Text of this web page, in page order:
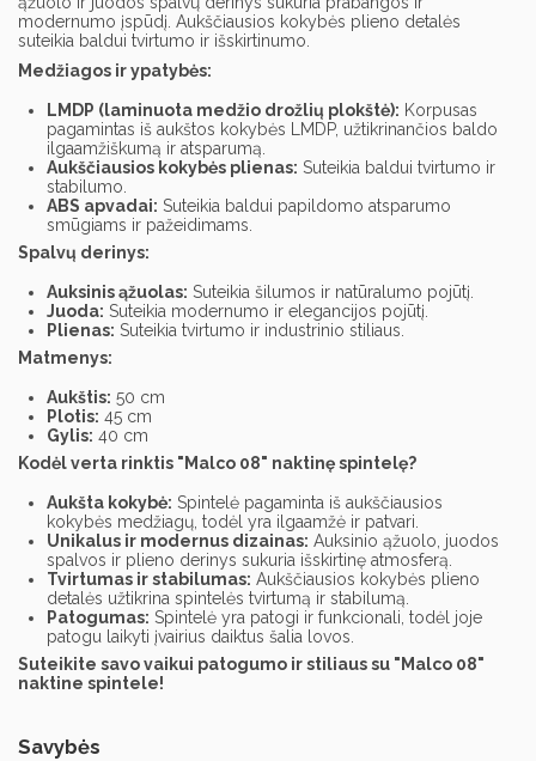
modernumo įspūdį. Aukščiausios kokybės plieno detalės
suteikia baldui tvirtumo ir išskirtinumo.
Medžiagos ir ypatybės:
LMDP (laminuota medžio drožlių plokštė): Korpusas
pagamintas iš aukštos kokybės LMDP, užtikrinančios baldo
ilgaamžiškumą ir atsparumą.
Aukščiausios kokybės plienas: Suteikia baldui tvirtumo ir
stabilumo.
ABS apvadai: Suteikia baldui papildomo atsparumo
smūgiams ir pažeidimams.
Spalvų derinys:
Auksinis ąžuolas: Suteikia šilumos ir natūralumo pojūtį.
Juoda: Suteikia modernumo ir elegancijos pojūtį.
Plienas: Suteikia tvirtumo ir industrinio stiliaus.
Matmenys:
Aukštis: 50 cm
Plotis: 45 cm
Gylis: 40 cm
Kodėl verta rinktis "Malco 08" naktinę spintelę?
Aukšta kokybė: Spintelė pagaminta iš aukščiausios
kokybės medžiagų, todėl yra ilgaamžė ir patvari.
Unikalus ir modernus dizainas: Auksinio ąžuolo, juodos
spalvos ir plieno derinys sukuria išskirtinę atmosferą.
Tvirtumas ir stabilumas: Aukščiausios kokybės plieno
detalės užtikrina spintelės tvirtumą ir stabilumą.
Patogumas: Spintelė yra patogi ir funkcionali, todėl joje
patogu laikyti įvairius daiktus šalia lovos.
Suteikite savo vaikui patogumo ir stiliaus su "Malco 08"
naktine spintele!
Savybės